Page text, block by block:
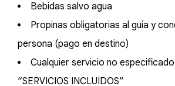
Bebidas salvo agua
Propinas obligatorias al guía y
persona (pago en destino)
Cualquier servicio no
“SERVICIOS INCLUIDOS”